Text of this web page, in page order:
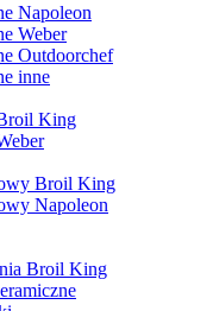
Napoleon
Weber
Outdoorchef
inne
King
Broil King
Napoleon
Broil King